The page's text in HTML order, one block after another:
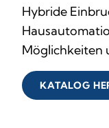
Hybride
Möglichkeiten
KATALOG